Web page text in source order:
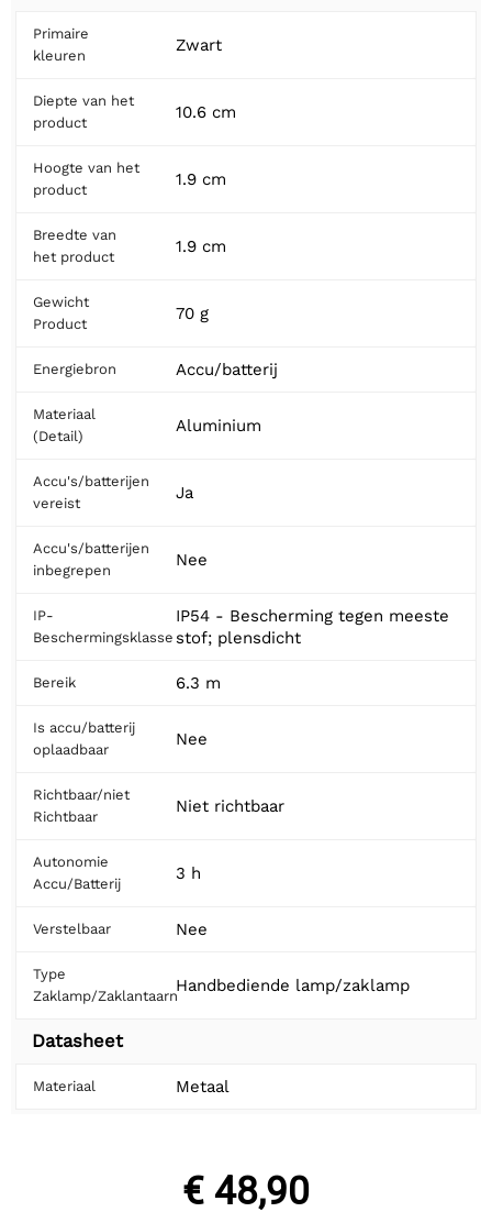
Primaire
kleuren
Zwart
Diepte van het
product
10.6 cm
Hoogte van het
product
1.9 cm
Breedte van
het product
1.9 cm
Gewicht
Product
70 g
Energiebron Accu/batterij
Materiaal
(Detail)
Aluminium
Accu's/batterijen
vereist
Ja
Accu's/batterijen
inbegrepen
Nee
IP-
Beschermingsklasse
IP54 - Bescherming tegen meeste
stof; plensdicht
Bereik 6.3 m
Is accu/batterij
oplaadbaar
Nee
Richtbaar/niet
Richtbaar
Niet richtbaar
Autonomie
Accu/Batterij
3 h
Verstelbaar Nee
Type
Zaklamp/Zaklantaarn
Handbediende lamp/zaklamp
Datasheet
Materiaal Metaal
€ 48,90